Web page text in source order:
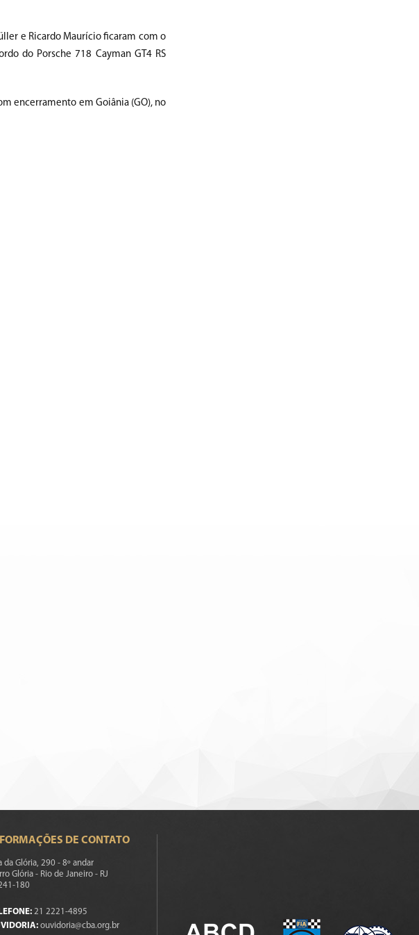
e Ricardo Maurício ficaram com o
do Porsche 718 Cayman GT4 RS
encerramento em Goiânia (GO), no
DE CONTATO
da Glória, 290 - 8º andar
Glória - Rio de Janeiro - RJ
180
21 2221-4895
ouvidoria@cba.org.br